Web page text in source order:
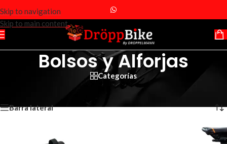
Skip to navigation
Skip to main content
Bolsos y Alforjas
Categorías
Bolsos y Alforjas Mostrando los 8 resultados
Barra lateral